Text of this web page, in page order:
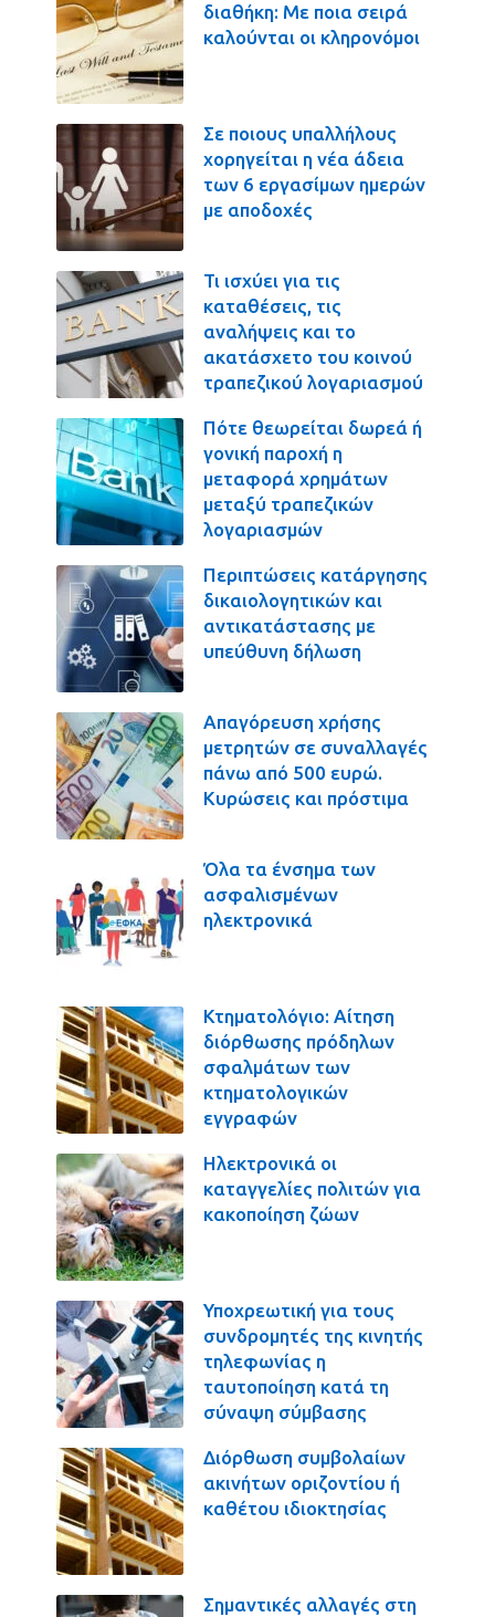
διαθήκη: Με ποια σειρά
καλούνται οι κληρονόμοι
Σε ποιους υπαλλήλους
χορηγείται η νέα άδεια
των 6 εργασίμων ημερών
με αποδοχές
Τι ισχύει για τις
καταθέσεις, τις
αναλήψεις και το
ακατάσχετο του κοινού
τραπεζικού λογαριασμού
Πότε θεωρείται δωρεά ή
γονική παροχή η
μεταφορά χρημάτων
μεταξύ τραπεζικών
λογαριασμών
Περιπτώσεις κατάργησης
δικαιολογητικών και
αντικατάστασης με
υπεύθυνη δήλωση
Απαγόρευση χρήσης
μετρητών σε συναλλαγές
πάνω από 500 ευρώ.
Κυρώσεις και πρόστιμα
Όλα τα ένσημα των
ασφαλισμένων
ηλεκτρονικά
Κτηματολόγιο: Αίτηση
διόρθωσης πρόδηλων
σφαλμάτων των
κτηματολογικών
εγγραφών
Ηλεκτρονικά οι
καταγγελίες πολιτών για
κακοποίηση ζώων
Υποχρεωτική για τους
συνδρομητές της κινητής
τηλεφωνίας η
ταυτοποίηση κατά τη
σύναψη σύμβασης
Διόρθωση συμβολαίων
ακινήτων οριζοντίου ή
καθέτου ιδιοκτησίας
Σημαντικές αλλαγές στη